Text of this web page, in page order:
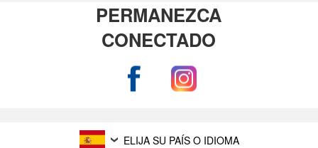
PERMANEZCA
CONECTADO
ELIJA SU PAÍS O IDIOMA